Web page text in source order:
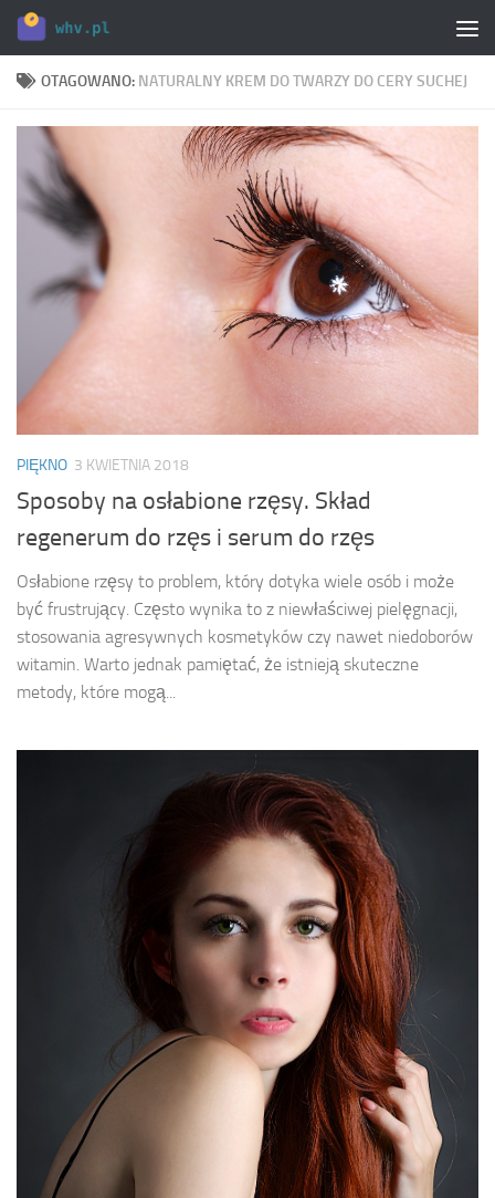
Skip to content
OTAGOWANO: NATURALNY KREM DO TWARZY DO CERY SUCHEJ
PIĘKNO 3 KWIETNIA 2018
Sposoby na osłabione rzęsy. Skład
regenerum do rzęs i serum do rzęs
Osłabione rzęsy to problem, który dotyka wiele osób i może
być frustrujący. Często wynika to z niewłaściwej pielęgnacji,
stosowania agresywnych kosmetyków czy nawet niedoborów
witamin. Warto jednak pamiętać, że istnieją skuteczne
metody, które mogą...